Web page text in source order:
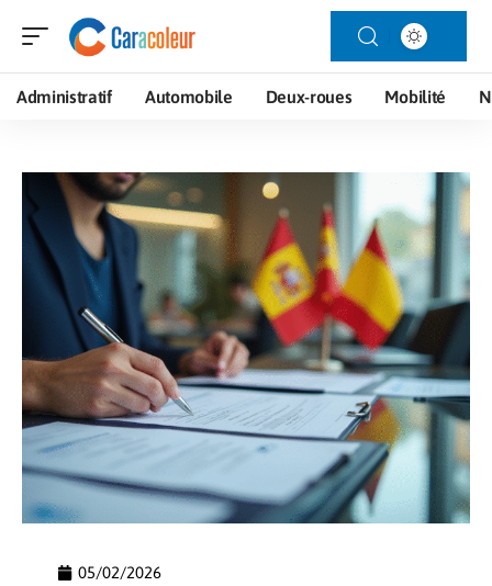
Administratif Automobile Deux-roues Mobilité
05/02/2026